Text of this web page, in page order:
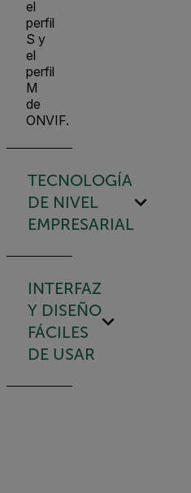
el
perfil
S y
el
perfil
M
de
ONVIF.
TECNOLOGÍA
DE NIVEL
EMPRESARIAL
INTERFAZ
Y DISEÑO
FÁCILES
DE USAR